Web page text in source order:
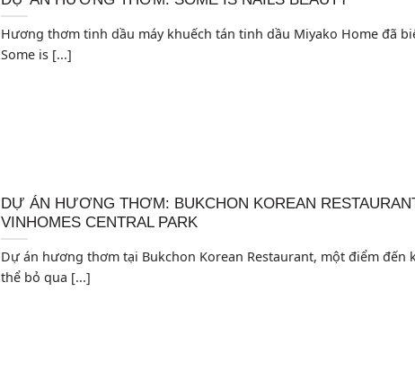
Hương thơm tinh dầu máy khuếch tán tinh dầu Miyako Home đã
Some is [...]
DỰ ÁN HƯƠNG THƠM: BUKCHON KOREAN
VINHOMES CENTRAL PARK
Dự án hương thơm tại Bukchon Korean Restaurant, một điểm đến
thể bỏ qua [...]